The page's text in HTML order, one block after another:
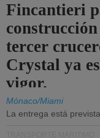
Fincantieri
tercer
Crystal ya
vigor.
Mónaco/Miami
La entrega está